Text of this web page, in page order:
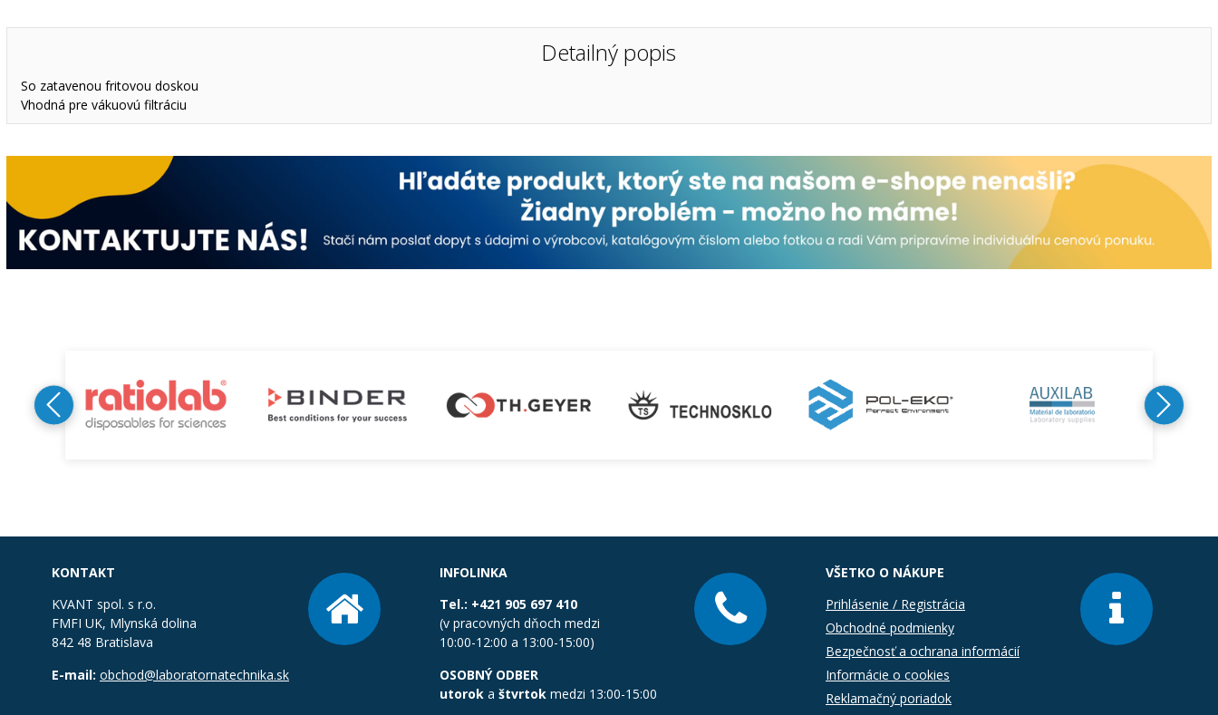
Detailný popis
So zatavenou fritovou doskou
Vhodná pre vákuovú filtráciu
KONTAKT
KVANT spol. s r.o.
FMFI UK, Mlynská dolina
842 48 Bratislava
E-mail: obchod@laboratornatechnika.sk
INFOLINKA
Tel.: +421 905 697 410
(v pracovných dňoch medzi
10:00-12:00 a 13:00-15:00)
OSOBNÝ ODBER
utorok a štvrtok medzi 13:00-15:00
VŠETKO O NÁKUPE
Prihlásenie / Registrácia
Obchodné podmienky
Bezpečnosť a ochrana informácií
Informácie o cookies
Reklamačný poriadok